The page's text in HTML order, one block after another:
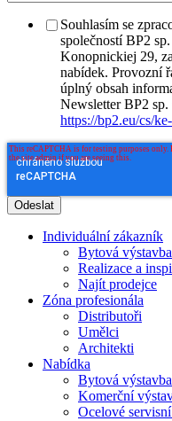
Souhlasím se
společností BP2
Konopnickiej 29,
nabídek. Provozní
úplný obsah
Newsletter BP2 sp.
https://bp2.eu/cs/
Individuální zákazník
Bytová výstavba
Realizace a
Najít prodejce
Zóna profesionála
Distributoři
Umělci
Architekti
Nabídka
Bytová výstavba
Komerční
Ocelové